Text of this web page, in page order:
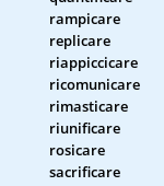
rampicare
replicare
riappiccicare
ricomunicare
rimasticare
riunificare
rosicare
sacrificare